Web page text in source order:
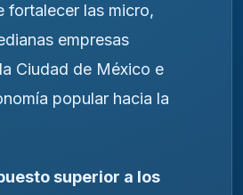
fortalecer las micro,
empresas
Ciudad de México e
popular hacia la
superior a los